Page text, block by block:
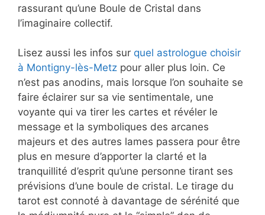
rassurant qu’une Boule de Cristal dans
l’imaginaire collectif.
Lisez aussi les infos sur quel astrologue choisir
à Montigny-lès-Metz pour aller plus loin. Ce
n’est pas anodins, mais lorsque l’on souhaite se
faire éclairer sur sa vie sentimentale, une
voyante qui va tirer les cartes et révéler le
message et la symboliques des arcanes
majeurs et des autres lames passera pour être
plus en mesure d’apporter la clarté et la
tranquillité d’esprit qu’une personne tirant ses
prévisions d’une boule de cristal. Le tirage du
tarot est connoté à davantage de sérénité que